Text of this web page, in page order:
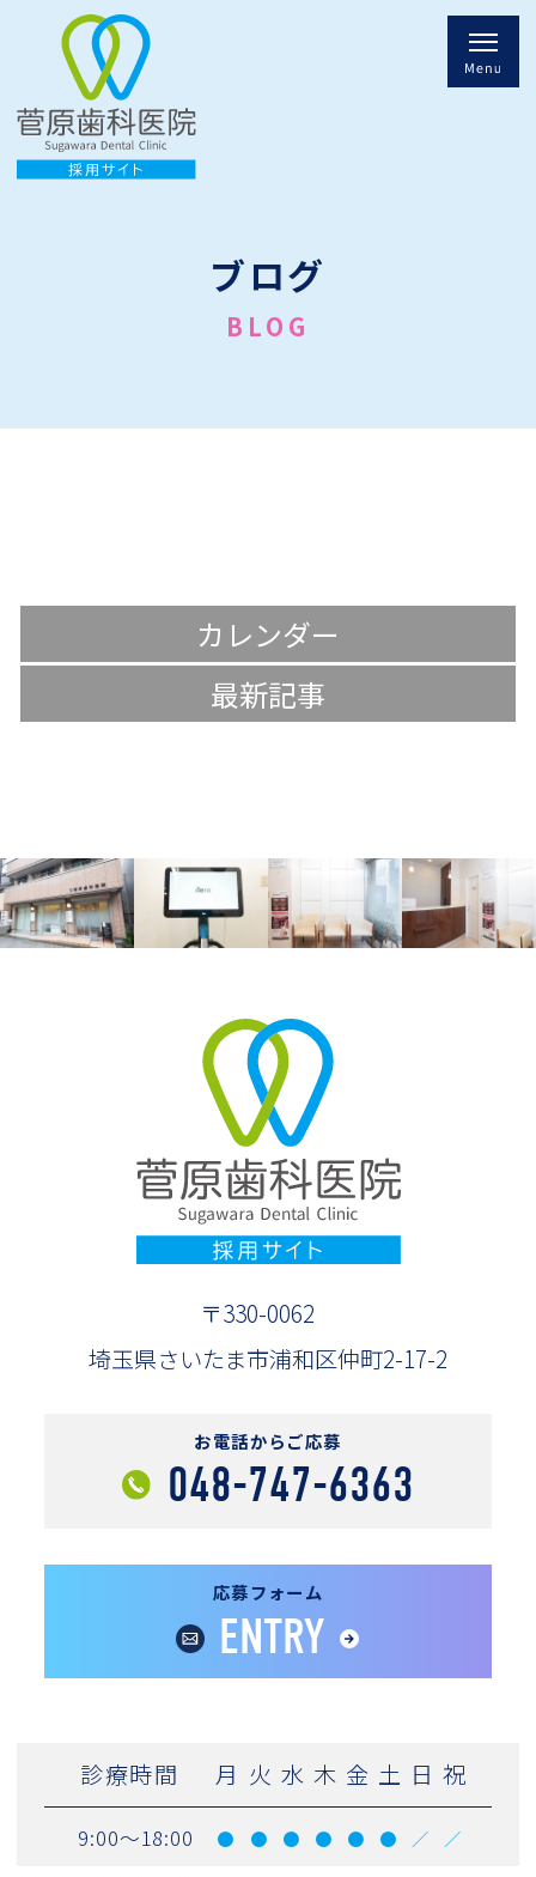
ブログ
BLOG
カレンダー
最新記事
〒330-0062
埼玉県さいたま市浦和区仲町2-17-2
お電話からご応募
048-747-6363
応募フォーム
ENTRY
診療時間 月 火 水 木 金 土 日 祝
9:00～18:00 ● ● ● ● ● ● ／ ／